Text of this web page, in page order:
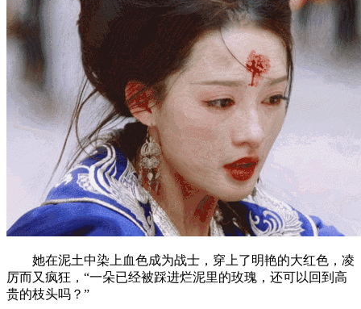
她在泥土中染上血色成为战士，穿上了明艳的大红色，凌
厉而又疯狂，“一朵已经被踩进烂泥里的玫瑰，还可以回到高
贵的枝头吗？”